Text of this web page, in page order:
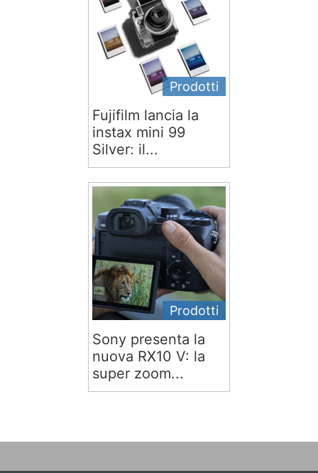
Prodotti
Fujifilm lancia la
instax mini 99
Silver: il...
Prodotti
Sony presenta la
nuova RX10 V: la
super zoom...